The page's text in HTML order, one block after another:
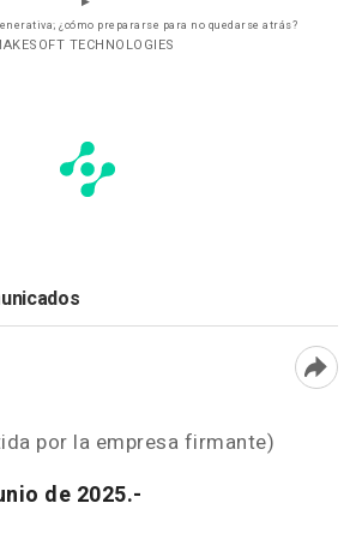
¿cómo prepararse para no quedarse atrás?
TECHNOLOGIES
por la empresa firmante)
de 2025.-